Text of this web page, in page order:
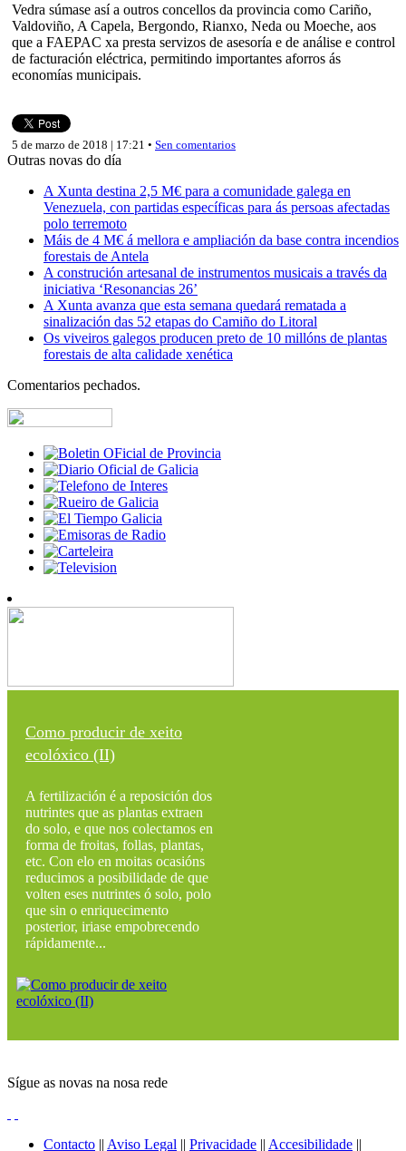
Vedra súmase así a outros concellos da provincia como Cariño,
Valdoviño, A Capela, Bergondo, Rianxo, Neda ou Moeche, aos
que a FAEPAC xa presta servizos de asesoría e de análise e control
de facturación eléctrica, permitindo importantes aforros ás
economías municipais.
5 de marzo de 2018 | 17:21 • Sen comentarios
Outras novas do día
A Xunta destina 2,5 M€ para a comunidade galega en
Venezuela, con partidas específicas para ás persoas afectadas
polo terremoto
Máis de 4 M€ á mellora e ampliación da base contra incendios
forestais de Antela
A construción artesanal de instrumentos musicais a través da
iniciativa ‘Resonancias 26’
A Xunta avanza que esta semana quedará rematada a
sinalización das 52 etapas do Camiño do Litoral
Os viveiros galegos producen preto de 10 millóns de plantas
forestais de alta calidade xenética
Comentarios pechados.
Como producir de xeito
ecolóxico (II)
A fertilización é a reposición dos
nutrintes que as plantas extraen
do solo, e que nos colectamos en
forma de froitas, follas, plantas,
etc. Con elo en moitas ocasións
reducimos a posibilidade de que
volten eses nutrintes ó solo, polo
que sin o enriquecimento
posterior, iriase empobrecendo
rápidamente...
Sígue as novas na nosa rede
Contacto || Aviso Legal || Privacidade || Accesibilidade ||